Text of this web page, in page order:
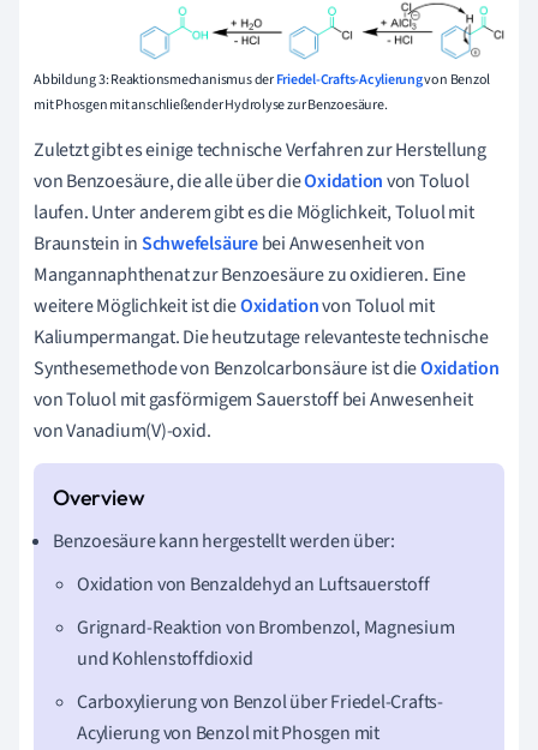
Abbildung 3: Reaktionsmechanismus derFriedel-Crafts-Acylierungvon Benzol
mit Phosgen mit anschließender Hydrolyse zur Benzoesäure.
Zuletzt gibt es einige technische Verfahren zur Herstellung
von Benzoesäure, die alle über dieOxidationvon Toluol
laufen. Unter anderem gibt es die Möglichkeit, Toluol mit
Braunstein inSchwefelsäurebei Anwesenheit von
Mangannaphthenat zur Benzoesäure zu oxidieren. Eine
weitere Möglichkeit ist dieOxidationvon Toluol mit
Kaliumpermangat. Die heutzutage relevanteste technische
Synthesemethode von Benzolcarbonsäure ist dieOxidation
von Toluol mit gasförmigem Sauerstoff bei Anwesenheit
von Vanadium(V)-oxid.
Benzoesäure kann hergestellt werden über:
Oxidation von Benzaldehyd an Luftsauerstoff
Grignard-Reaktion von Brombenzol, Magnesium
und Kohlenstoffdioxid
Carboxylierung von Benzol über Friedel-Crafts-
Acylierung von Benzol mit Phosgen mit